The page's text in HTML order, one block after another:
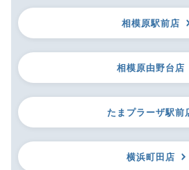
相模原駅前店
相模原由野台店
たまプラーザ駅前
横浜町田店